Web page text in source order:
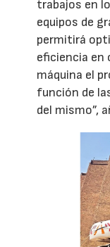
trabajos en
equipos de
permitirá
eficiencia en
máquina el
función de
del mismo”,